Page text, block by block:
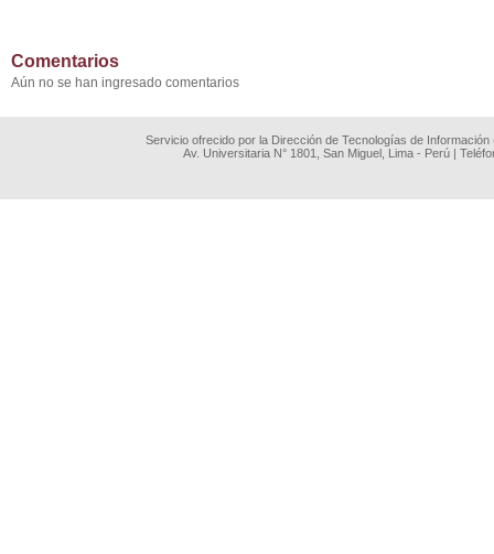
Comentarios
Aún no se han ingresado comentarios
Servicio ofrecido por la Dirección de Tecnologías de
Av. Universitaria N° 1801, San Miguel, Lima - Perú |